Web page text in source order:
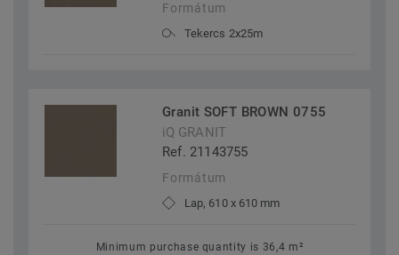
Formátum
Tekercs 2x25m
Granit SOFT BROWN 0755
iQ GRANIT
Ref. 21143755
Formátum
Lap, 610 x 610 mm
Minimum purchase quantity is 36,4 m²